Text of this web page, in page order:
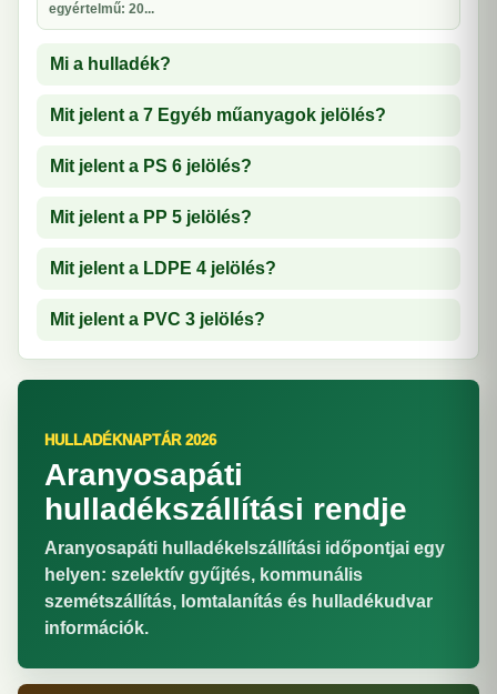
egyértelmű: 20...
Mi a hulladék?
Mit jelent a 7 Egyéb műanyagok jelölés?
Mit jelent a PS 6 jelölés?
Mit jelent a PP 5 jelölés?
Mit jelent a LDPE 4 jelölés?
Mit jelent a PVC 3 jelölés?
HULLADÉKNAPTÁR 2026
Aranyosapáti
hulladékszállítási rendje
Aranyosapáti hulladékelszállítási időpontjai egy
helyen: szelektív gyűjtés, kommunális
szemétszállítás, lomtalanítás és hulladékudvar
információk.